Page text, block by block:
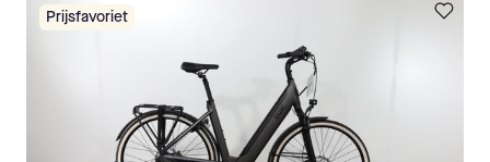
Prijsfavoriet